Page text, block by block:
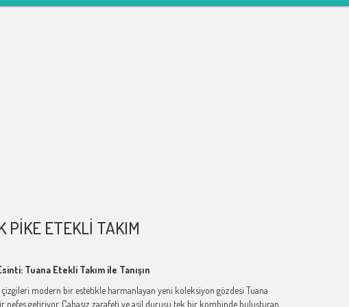
PIKE ETEKLI TAKIM
Tuana Etekli Takım ile Tanışın
modern bir estetikle harmanlayan yeni koleksiyon gözdesi Tuana
nefes getiriyor. Çabasız zarafeti ve asil duruşu tek bir kombinde buluşturan